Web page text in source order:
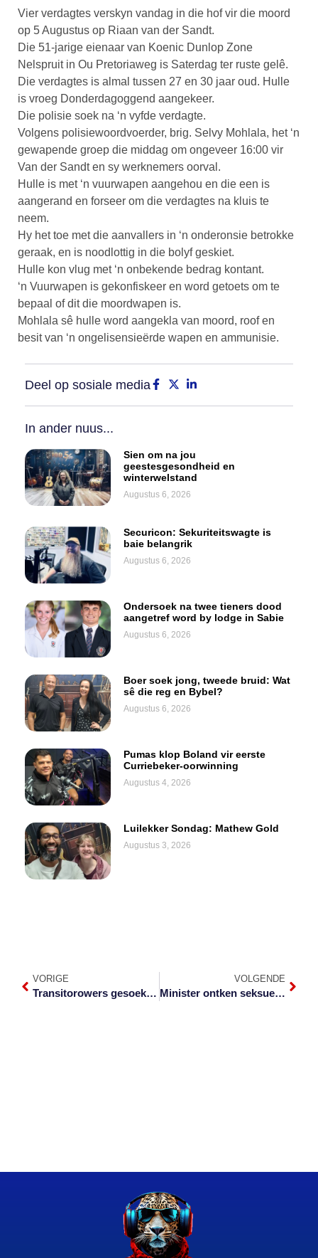
Vier verdagtes verskyn vandag in die hof vir die moord
op 5 Augustus op Riaan van der Sandt.
Die 51-jarige eienaar van Koenic Dunlop Zone
Nelspruit in Ou Pretoriaweg is Saterdag ter ruste gelê.
Die verdagtes is almal tussen 27 en 30 jaar oud. Hulle
is vroeg Donderdagoggend aangekeer.
Die polisie soek na ‘n vyfde verdagte.
Volgens polisiewoordvoerder, brig. Selvy Mohlala, het ‘n
gewapende groep die middag om ongeveer 16:00 vir
Van der Sandt en sy werknemers oorval.
Hulle is met ‘n vuurwapen aangehou en die een is
aangerand en forseer om die verdagtes na kluis te
neem.
Hy het toe met die aanvallers in ‘n onderonsie betrokke
geraak, en is noodlottig in die bolyf geskiet.
Hulle kon vlug met ‘n onbekende bedrag kontant.
‘n Vuurwapen is gekonfiskeer en word getoets om te
bepaal of dit die moordwapen is.
Mohlala sê hulle word aangekla van moord, roof en
besit van ‘n ongelisensieërde wapen en ammunisie.
Deel op sosiale media
In ander nuus...
Sien om na jou
geestesgesondheid en
winterwelstand
Augustus 6, 2026
Securicon: Sekuriteitswagte is
baie belangrik
Augustus 6, 2026
Ondersoek na twee tieners dood
aangetref word by lodge in Sabie
Augustus 6, 2026
Boer soek jong, tweede bruid: Wat
sê die reg en Bybel?
Augustus 6, 2026
Pumas klop Boland vir eerste
Curriebeker-oorwinning
Augustus 4, 2026
Luilekker Sondag: Mathew Gold
Augustus 3, 2026
VORIGE
Transitorowers gesoek na geldwa beroof is op Numbi-pad
VOLGENDE
Minister ontken seksuele aanranding klagte in Skukuza